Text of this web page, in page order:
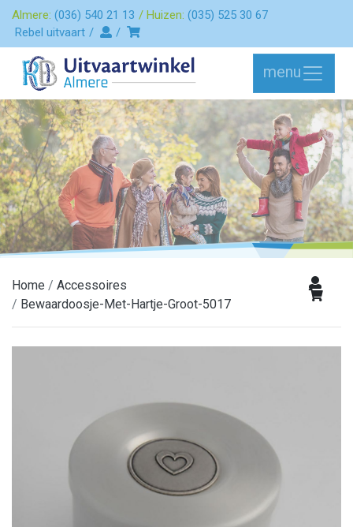
Almere: (036) 540 21 13 Huizen: (035) 525 30 67
Rebel uitvaart
menu
Home
Accessoires
Bewaardoosje-Met-Hartje-Groot-5017